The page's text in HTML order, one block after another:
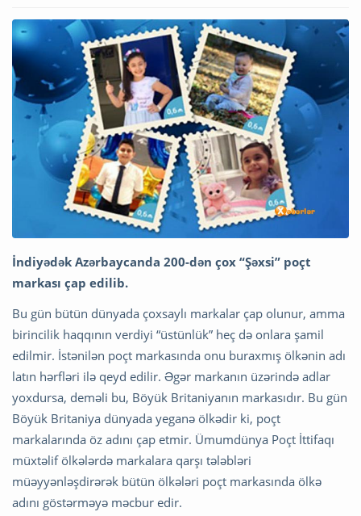
İndiyədək Azərbaycanda 200-dən çox “Şəxsi” poçt
markası çap edilib.
Bu gün bütün dünyada çoxsaylı markalar çap olunur, amma
birincilik haqqının verdiyi “üstünlük” heç də onlara şamil
edilmir. İstənilən poçt markasında onu buraxmış ölkənin adı
latın hərfləri ilə qeyd edilir. Əgər markanın üzərində adlar
yoxdursa, deməli bu, Böyük Britaniyanın markasıdır. Bu gün
Böyük Britaniya dünyada yeganə ölkədir ki, poçt
markalarında öz adını çap etmir. Ümumdünya Poçt İttifaqı
müxtəlif ölkələrdə markalara qarşı tələbləri
müəyyənləşdirərək bütün ölkələri poçt markasında ölkə
adını göstərməyə məcbur edir.